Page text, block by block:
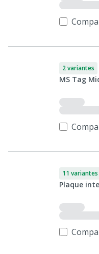
2 variantes
MS Tag
11 variantes
Plaque